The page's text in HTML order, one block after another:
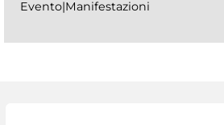
Evento|Manifestazioni